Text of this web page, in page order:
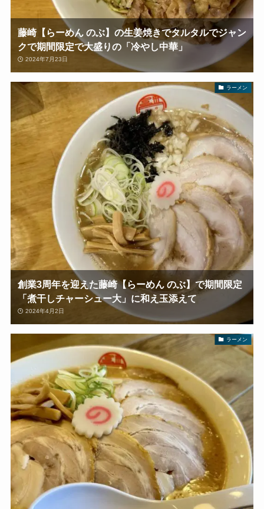
藤崎【らーめん のぶ】の生姜焼きでタルタルでジャン
クで期間限定で大盛りの「冷やし中華」
2024年7月23日
ラーメン
創業3周年を迎えた藤崎【らーめん のぶ】で期間限定
「煮干しチャーシュー大」に和え玉添えて
2024年4月2日
ラーメン